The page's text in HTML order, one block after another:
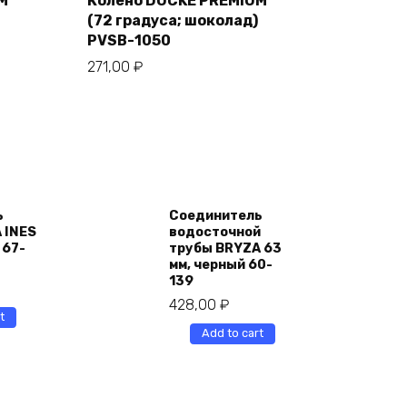
(72 градуса; шоколад)
PVSB-1050
271,00 ₽
INES
67-
Соединитель
водосточной
трубы BRYZA 63
мм, черный 60-
139
428,00 ₽
Add to cart